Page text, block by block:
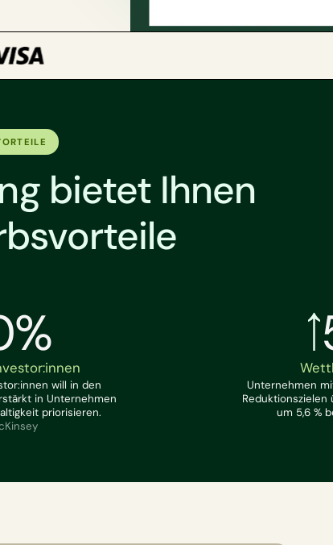
bietet Ihnen
will in den
in Unternehmen
priorisieren.
Unternehmen
um 5,6 %